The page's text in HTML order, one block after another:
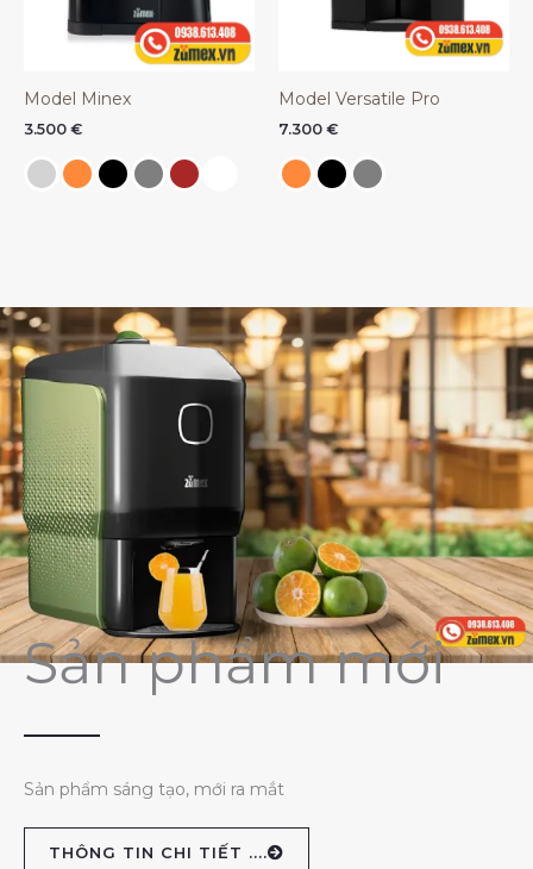
Model Minex
3.500 €
Model Versatile Pro
7.300 €
Sản phẩm mới
Sản phẩm sáng tạo, mới ra mắt
THÔNG TIN CHI TIẾT ....